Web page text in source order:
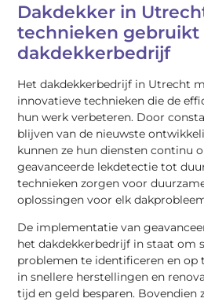
Dakdekker in
technieken gebruikt
dakdekkerbedrijf
Het dakdekkerbedrijf in Utrecht
innovatieve technieken die de
hun werk verbeteren. Door
blijven van de nieuwste
kunnen ze hun diensten continu
geavanceerde lekdetectie tot
technieken zorgen voor
oplossingen voor elk
De implementatie van
het dakdekkerbedrijf in staat om
problemen te identificeren en op
in snellere herstellingen en
tijd en geld besparen. Bovendien